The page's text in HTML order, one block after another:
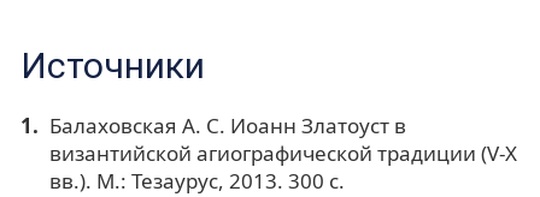
Источники
Балаховская А. С. Иоанн Златоуст в
византийской агиографической традиции (V-X
вв.). М.: Тезаурус, 2013. 300 с.